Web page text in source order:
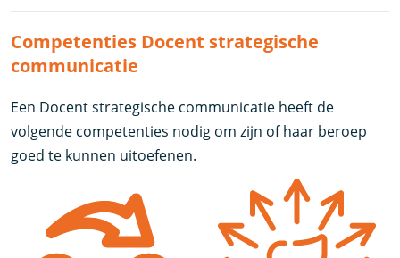
Competenties Docent strategische
communicatie
Een Docent strategische communicatie heeft de
volgende competenties nodig om zijn of haar beroep
goed te kunnen uitoefenen.